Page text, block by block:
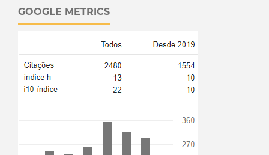
GOOGLE METRICS